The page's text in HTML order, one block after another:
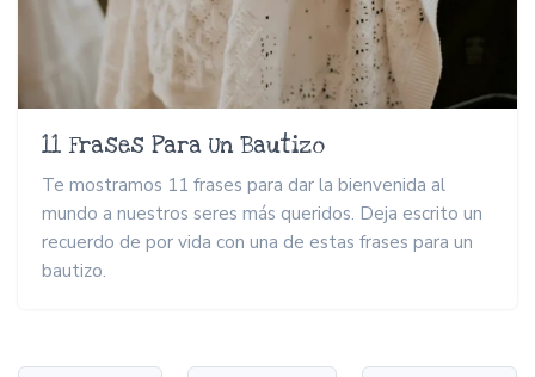
11 Frases Para Un Bautizo
Te mostramos 11 frases para dar la bienvenida al
mundo a nuestros seres más queridos. Deja escrito un
recuerdo de por vida con una de estas frases para un
bautizo.